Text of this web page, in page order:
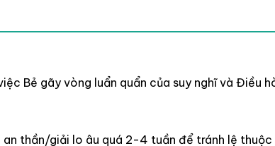
Bẻ gãy vòng luẩn quẩn của suy nghĩ và Điều
thần/giải lo âu quá 2-4 tuần để tránh lệ